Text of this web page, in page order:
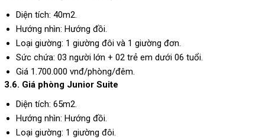
Diện tích: 40m2.
Hướng nhìn: Hướng đồi.
Loại giường: 1 giường đôi và 1 giường đơn.
Sức chứa: 03 người lớn + 02 trẻ em dưới 06 tuổi.
Giá 1.700.000 vnđ/phòng/đêm.
3.6. Giá phòng Junior Suite
Diện tích: 65m2.
Hướng nhìn: Hướng đồi.
Loại giường: 1 giường đôi.